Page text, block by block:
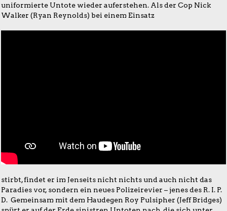
uniformierte Untote wieder auferstehen. Als der Cop Nick
Walker (Ryan Reynolds) bei einem Einsatz
stirbt, findet er im Jenseits nicht nichts und auch nicht das
Paradies vor, sondern ein neues Polizeirevier – jenes des R. I. P.
D. Gemeinsam mit dem Haudegen Roy Pulsipher (Jeff Bridges)